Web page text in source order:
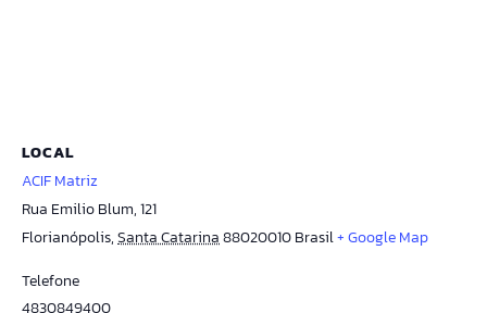
LOCAL
ACIF Matriz
Rua Emilio Blum, 121
Florianópolis,Santa Catarina88020010Brasil+ Google Map
Telefone
4830849400